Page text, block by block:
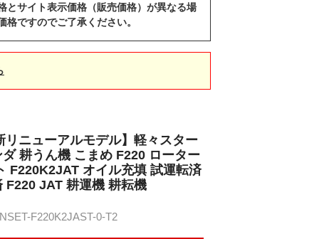
とサイト表示価格（販売価格）が異なる場
ですのでご了承ください。
リニューアルモデル】軽々スター
耕うん機 こまめ F220 ローター
F220K2JAT オイル充填 試運転済
F220 JAT 耕運機 耕耘機
F220K2JAST-0-T2